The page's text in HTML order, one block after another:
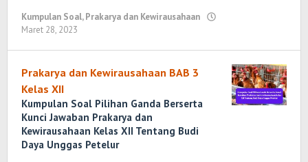
Kumpulan Soal,Prakarya dan Kewirausahaan
Maret 28, 2023
Prakarya dan Kewirausahaan BAB 3
Kelas XII
Kumpulan Soal Pilihan Ganda Berserta
Kunci Jawaban Prakarya dan
Kewirausahaan Kelas XII Tentang Budi
Daya Unggas Petelur